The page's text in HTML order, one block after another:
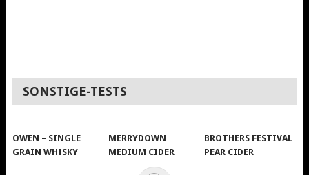
SONSTIGE-TESTS
OWEN – SINGLE
GRAIN WHISKY
MERRYDOWN
MEDIUM CIDER
BROTHERS FESTIVAL
PEAR CIDER